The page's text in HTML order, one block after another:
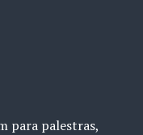
para palestras,